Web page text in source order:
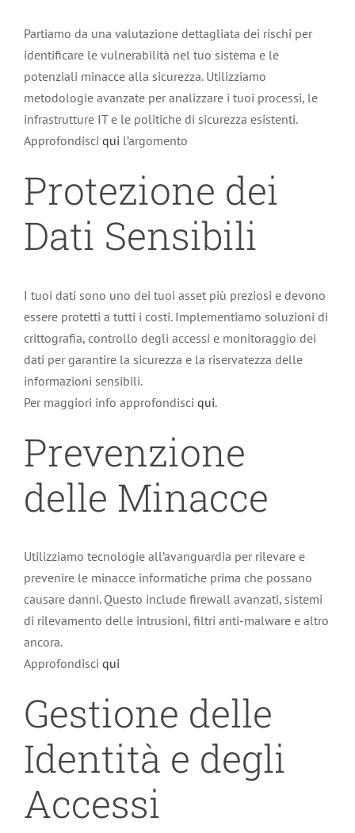
Partiamo da una valutazione dettagliata dei rischi per
identificare le vulnerabilità nel tuo sistema e le
potenziali minacce alla sicurezza. Utilizziamo
metodologie avanzate per analizzare i tuoi processi, le
infrastrutture IT e le politiche di sicurezza esistenti.
Approfondisci qui l’argomento
Protezione dei
Dati Sensibili
I tuoi dati sono uno dei tuoi asset più preziosi e devono
essere protetti a tutti i costi. Implementiamo soluzioni di
crittografia, controllo degli accessi e monitoraggio dei
dati per garantire la sicurezza e la riservatezza delle
informazioni sensibili.
Per maggiori info approfondisci qui.
Prevenzione
delle Minacce
Utilizziamo tecnologie all’avanguardia per rilevare e
prevenire le minacce informatiche prima che possano
causare danni. Questo include firewall avanzati, sistemi
di rilevamento delle intrusioni, filtri anti-malware e altro
ancora.
Approfondisci qui
Gestione delle
Identità e degli
Accessi